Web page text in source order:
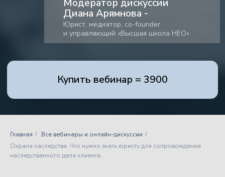
Главная / Все вебинары и онлайн-дискуссии /
Охрана наследства. Что нужно знать юристу для сопровождения
наследственного дела клиента.
Практикующим адвокатам
Нотариусам